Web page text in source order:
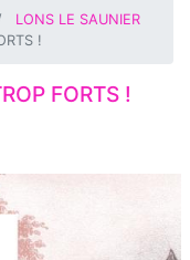
LONS LE SAUNIER
!
FORTS !